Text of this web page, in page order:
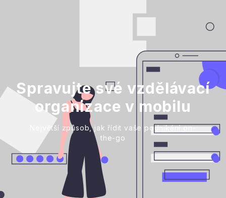
Spravujte své vzdělávací
organizace v mobilu
Největší způsob, jak řídit vaše podnikání on-
the-go